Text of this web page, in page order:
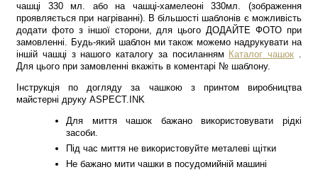
чашці 330 мл. або на чашці-хамелеоні 330мл. (зображення
проявляється при нагріванні). В більшості шаблонів є можливість
додати фото з іншої сторони, для цього ДОДАЙТЕ ФОТО при
замовленні. Будь-який шаблон ми також можемо надрукувати на
іншій чашці з нашого каталогу за посиланням Каталог чашок .
Для цього при замовленні вкажіть в коментарі № шаблону.
Інструкція по догляду за чашкою з принтом виробництва
майстерні друку ASPECT.INK
Для миття чашок бажано використовувати рідкі
засоби.
Під час миття не використовуйте металеві щітки
Не бажано мити чашки в посудомийній машині